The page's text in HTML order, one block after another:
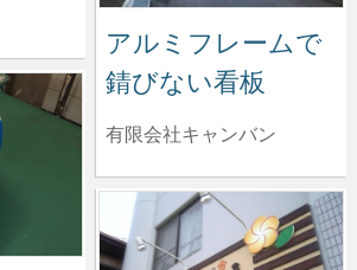
アルミフレームで
錆びない看板
有限会社キャンバン